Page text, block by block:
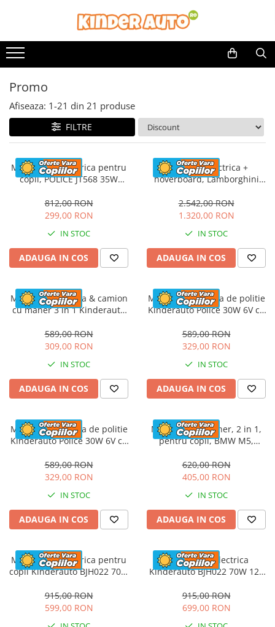
Promo
Afiseaza: 1-21 din 21 produse
FILTRE
Motocicleta electrica pentru
copii, POLICE JT568 35W
812,00 RON
299,00 RON
IN STOC
ADAUGA IN COS
Masinuta electrica +
hoverboard, Lamborghini
premium, Rosu
2.542,00 RON
1.320,00 RON
IN STOC
ADAUGA IN COS
Masinuta electrica & camion
cu maner 3 in 1 Kinderauto
tapitat, music player
589,00 RON
309,00 RON
IN STOC
ADAUGA IN COS
Masinuta electrica de politie
Kinderauto Police 30W 6V cu
bluetooth, culoare Alb
589,00 RON
329,00 RON
IN STOC
ADAUGA IN COS
Masinuta electrica de politie
Kinderauto Police 30W 6V cu
bluetooth, culoare Rosu
589,00 RON
329,00 RON
IN STOC
ADAUGA IN COS
Masinuta cu maner, 2 in 1,
pentru copii, BMW M5,
620,00 RON
405,00 RON
IN STOC
ADAUGA IN COS
Motocicleta electrica pentru
copii Kinderauto BJH022 70W
915,00 RON
599,00 RON
Motocicleta electrica
Kinderauto BJH022 70W 12V
culoare Rosie
915,00 RON
699,00 RON